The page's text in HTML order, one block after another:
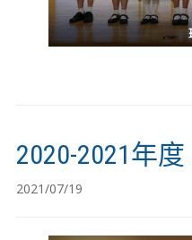
2020-2021年
2021/07/19